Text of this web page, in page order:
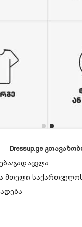
Dressup.ge
გადაცვლა
მთელი